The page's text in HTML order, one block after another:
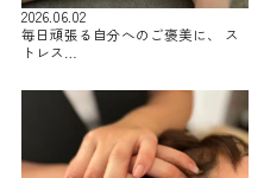
2026.06.02
毎日頑張る自分へのご褒美に、 ス
トレス…